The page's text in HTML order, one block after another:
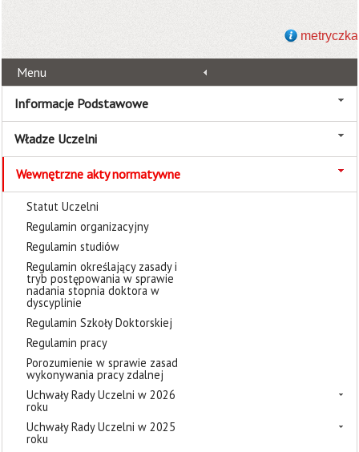
metryczka
Menu
Informacje Podstawowe
Władze Uczelni
Wewnętrzne akty normatywne
Statut Uczelni
Regulamin organizacyjny
Regulamin studiów
Regulamin określający zasady i
tryb postępowania w sprawie
nadania stopnia doktora w
dyscyplinie
Regulamin Szkoły Doktorskiej
Regulamin pracy
Porozumienie w sprawie zasad
wykonywania pracy zdalnej
Uchwały Rady Uczelni w 2026
roku
Uchwały Rady Uczelni w 2025
roku